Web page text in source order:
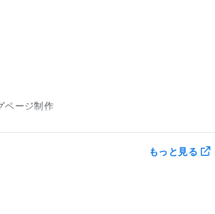
ページ制作
もっと見る